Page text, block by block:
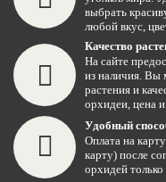
выбрать
любой вкус,
Качество
На сайте
из наличия. Вы
растения и
орхидеи, цена
Удобный
Оплата на
карту) после
орхидей